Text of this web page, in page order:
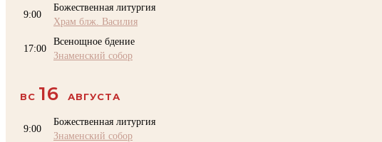
9:00
Божественная литургия
Храм блж. Василия
17:00
Всенощное бдение
Знаменский собор
ВС 16 АВГУСТА
9:00
Божественная литургия
Знаменский собор